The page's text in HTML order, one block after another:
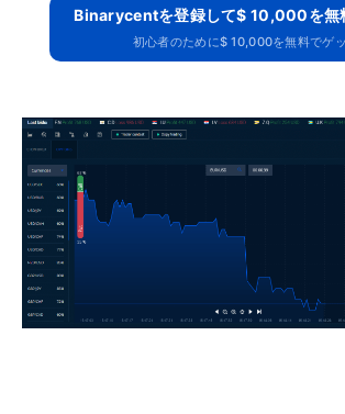
Binarycentを登録して$ 10,000を無
初心者のために$ 10,000を無料でゲ